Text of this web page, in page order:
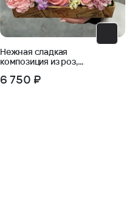
Нежная сладкая
композиция из роз,
хлопка и воздушного
6 750 ₽